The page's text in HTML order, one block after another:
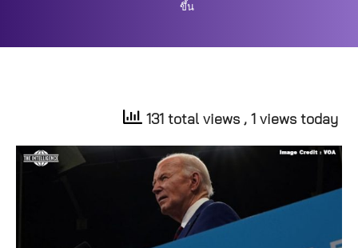
ขึ้น
131 total views , 1 views today